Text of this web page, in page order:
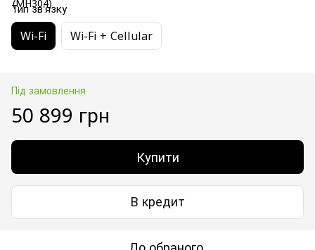
Тип зв'язку
Wi-Fi Wi-Fi + Cellular
Під замовлення
50 899 грн
Купити
В кредит